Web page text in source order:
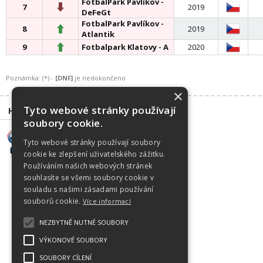
7
DeFeGt
2019
8
FotbalPark Pavlíkov -
Atlantik
2019
9
Fotbalpark Klatovy - A 2020
Poznámka: (*) - [DNF] je nedokončeno
Hlavní partneři Partneři
×
Tyto webové stránky používají
soubory cookie.
Tyto webové stránky používají soubory
cookie ke zlepšení uživatelského zážitku.
Používáním našich webových stránek
souhlasíte se všemi soubory cookie v
souladu s našimi zásadami používání
souborů cookie. Více informací
NEZBYTNĚ NUTNÉ SOUBORY
VÝKONOVÉ SOUBORY
SOUBORY CÍLENÍ